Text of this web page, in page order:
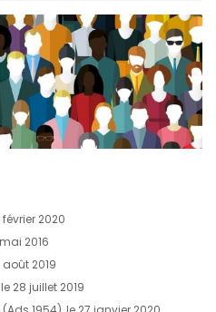
février 2020
2016
août 2019
28 juillet 2019